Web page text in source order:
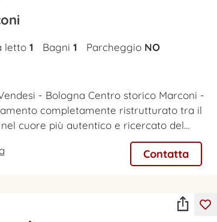
letto 1 Bagni 1 Parcheggio NO
- Bologna Centro storico Marconi -
completamente ristrutturato tra il
nel cuore più autentico e ricercato del…
Contatta